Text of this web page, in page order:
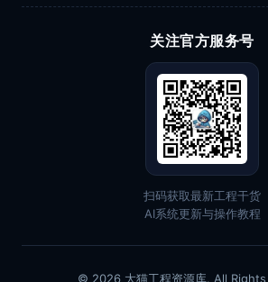
关注官方服务号
扫码获取最新工程干货
AI系统更新与操作教程
© 2026 大猫工程资源库. All